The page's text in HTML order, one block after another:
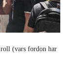
(vars fordon har